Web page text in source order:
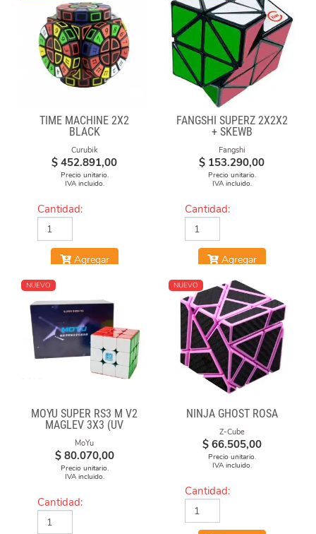
TIME MACHINE 2X2
BLACK
Curubik
$ 452.891,00
Precio unitario.
IVA incluido.
Cantidad:
Agregar
FANGSHI SUPERZ 2X2X2
+ SKEWB
Fangshi
$ 153.290,00
Precio unitario.
IVA incluido.
Cantidad:
Agregar
NUEVO
MOYU SUPER RS3 M V2
MAGLEV 3X3 (UV
COATED)
MoYu
$ 80.070,00
Precio unitario.
IVA incluido.
Cantidad:
NUEVO
NINJA GHOST ROSA
Z-Cube
$ 66.505,00
Precio unitario.
IVA incluido.
Cantidad: